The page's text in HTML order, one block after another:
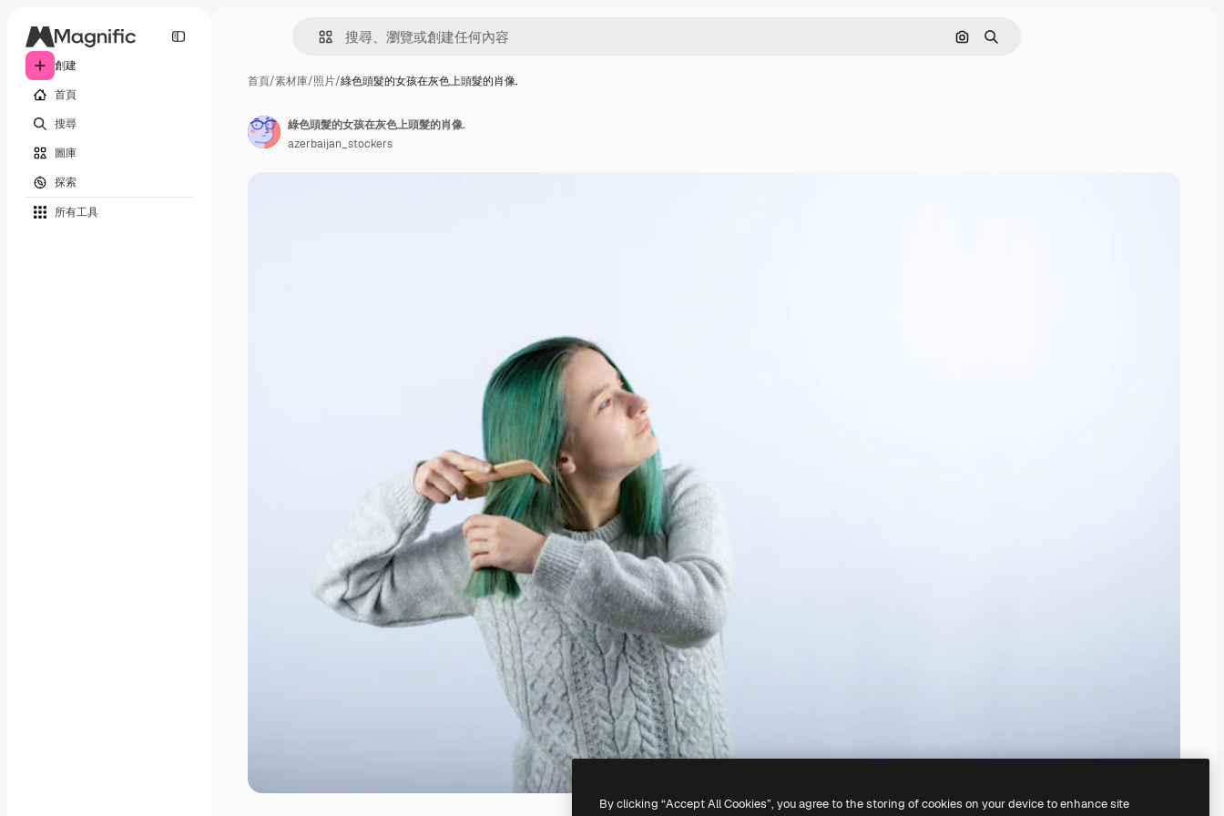
創建
首頁
搜尋
圖庫
探索
所有工具
通過圖像搜索
搜尋
首頁/素材庫/照片/綠色頭髮的女孩在灰色上頭髮的肖像.
綠色頭髮的女孩在灰色上頭髮的肖像.
azerbaijan_stockers
By clicking “Accept All Cookies”, you agree to the storing of cookies on your device to enhance site